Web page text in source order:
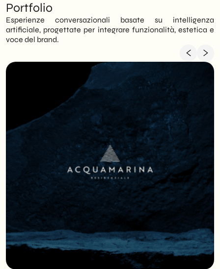
Portfolio
Esperienze conversazionali basate su intelligenza
artificiale, progettate per integrare funzionalità, estetica e
voce del brand.